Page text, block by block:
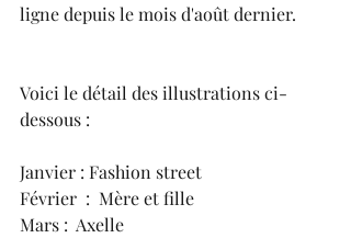
ligne depuis le mois d'août dernier.
Voici le détail des illustrations ci-
dessous :
Janvier : Fashion street
Février  :  Mère et fille
Mars :  Axelle